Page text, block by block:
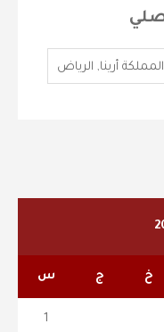
المملكة أرينا, الرياض
خ ج س
1